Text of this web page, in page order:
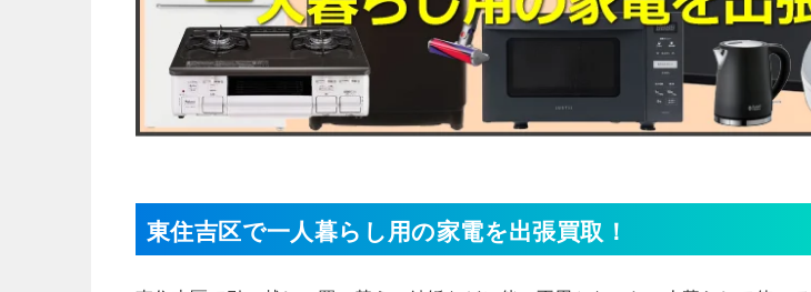
東住吉区で一人暮らし用の家電を出張買取！